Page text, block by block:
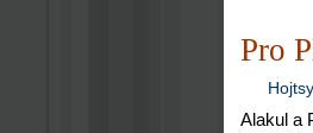
Pro
Alakul a